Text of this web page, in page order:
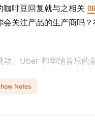
啡豆回复就与之相关
关注产品的生产商吗
、Uber 和华纳音乐的
Notes